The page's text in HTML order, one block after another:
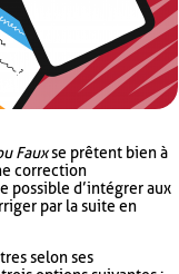
Fauxse prêtent bien à
correction
possible d’intégrer aux
par la suite en
selon ses